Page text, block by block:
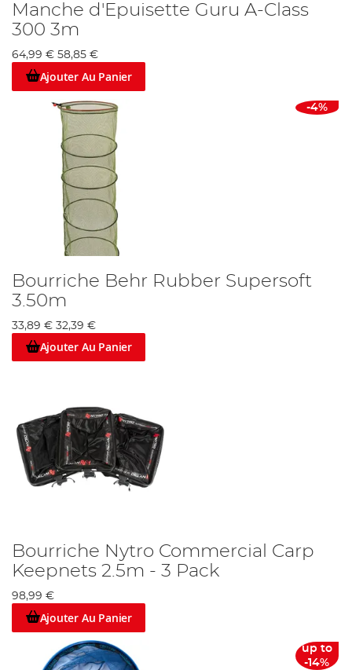
Manche d'Epuisette Guru A-Class
300 3m
64,99 € 58,85 €
Ajouter Au Panier
-4%
Bourriche Behr Rubber Supersoft
3.50m
33,89 € 32,39 €
Ajouter Au Panier
Bourriche Nytro Commercial Carp
Keepnets 2.5m - 3 Pack
98,99 €
Ajouter Au Panier
up to
-14%